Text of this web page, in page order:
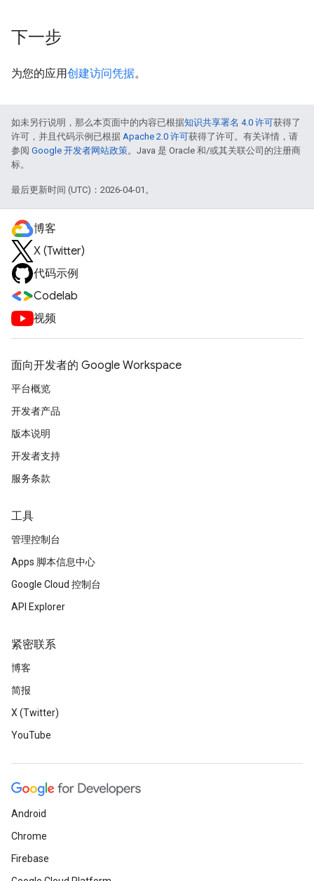
下一步
为您的应用创建访问凭据。
如未另行说明，那么本页面中的内容已根据知识共享署名 4.0 许可获得了
许可，并且代码示例已根据 Apache 2.0 许可获得了许可。有关详情，请
参阅 Google 开发者网站政策。Java 是 Oracle 和/或其关联公司的注册商
标。
最后更新时间 (UTC)：2026-04-01。
博客
X (Twitter)
代码示例
Codelab
视频
面向开发者的 Google Workspace
平台概览
开发者产品
版本说明
开发者支持
服务条款
工具
管理控制台
Apps 脚本信息中心
Google Cloud 控制台
API Explorer
紧密联系
博客
简报
X (Twitter)
YouTube
Android
Chrome
Firebase